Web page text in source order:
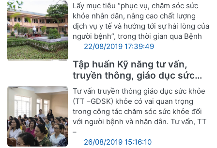
Lấy mục tiêu “phục vụ, chăm sóc sức
khỏe nhân dân, nâng cao chất lượng
dịch vụ y tế và hướng tới sự hài lòng của
người bệnh”, trong thời gian qua Bệnh
22/08/2019 17:39:49
Tập huấn Kỹ năng tư vấn,
truyền thông, giáo dục sức
khỏe
Tư vấn truyền thông giáo dục sức khỏe
(TT –GDSK) khỏe có vai quan trọng
trong công tác chăm sóc sức khỏe đối
với người bệnh và nhân dân. Tư vấn, TT
–
26/08/2019 15:16:10